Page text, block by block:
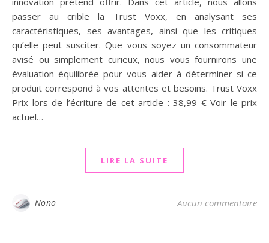
passer au crible la Trust Voxx, en analysant ses
caractéristiques, ses avantages, ainsi que les critiques
qu’elle peut susciter. Que vous soyez un consommateur
avisé ou simplement curieux, nous vous fournirons une
évaluation équilibrée pour vous aider à déterminer si ce
produit correspond à vos attentes et besoins. Trust Voxx
Prix lors de l’écriture de cet article : 38,99 € Voir le prix
actuel…
LIRE LA SUITE
Nono Aucun commentaire